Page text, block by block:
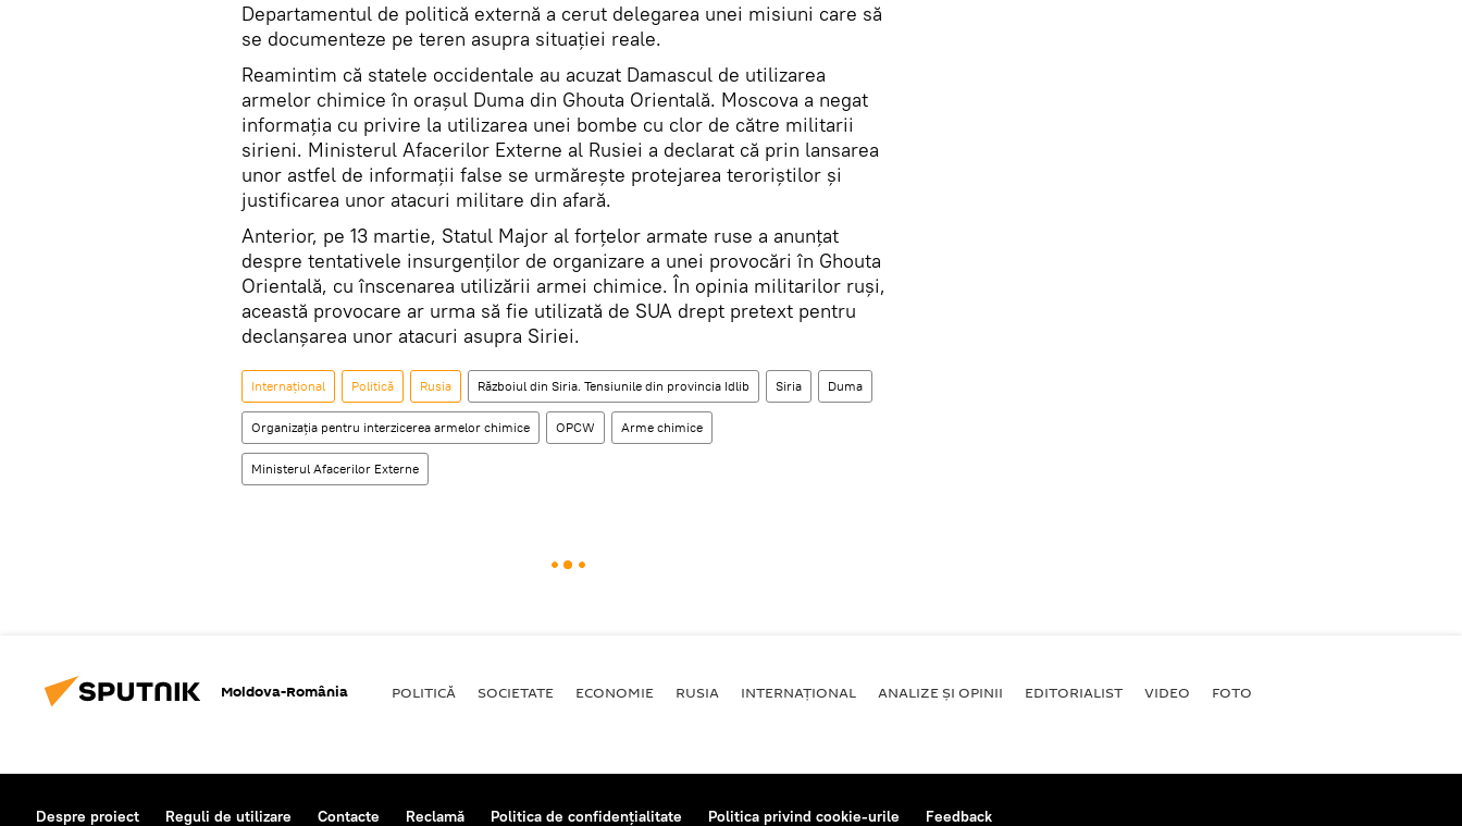
Departamentul de politică externă a cerut delegarea unei misiuni care să
se documenteze pe teren asupra situației reale.
Reamintim că statele occidentale au acuzat Damascul de utilizarea
armelor chimice în orașul Duma din Ghouta Orientală. Moscova a negat
informația cu privire la utilizarea unei bombe cu clor de către militarii
sirieni. Ministerul Afacerilor Externe al Rusiei a declarat că prin lansarea
unor astfel de informații false se urmărește protejarea teroriștilor și
justificarea unor atacuri militare din afară.
Anterior, pe 13 martie, Statul Major al forțelor armate ruse a anunțat
despre tentativele insurgenților de organizare a unei provocări în Ghouta
Orientală, cu înscenarea utilizării armei chimice. În opinia militarilor ruși,
această provocare ar urma să fie utilizată de SUA drept pretext pentru
declanșarea unor atacuri asupra Siriei.
Internaţional Politică Rusia Războiul din Siria. Tensiunile din provincia Idlib Siria Duma
Organizația pentru interzicerea armelor chimice OPCW Arme chimice
Ministerul Afacerilor Externe
Moldova-România POLITICĂ SOCIETATE ECONOMIE RUSIA INTERNAŢIONAL ANALIZE ȘI OPINII EDITORIALIST VIDEO FOTO
Despre proiect Reguli de utilizare Contacte Reclamă Politica de confidențialitate Politica privind cookie-urile Feedback